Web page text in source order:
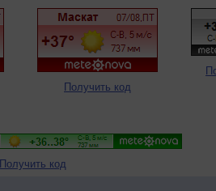
Получить код
Получить код